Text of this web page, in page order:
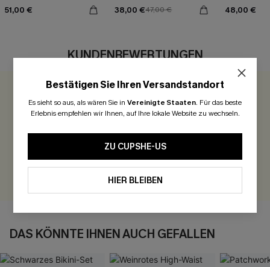
51,00 € 38,00 €47,00 € 48,00 €
KUNDENBEWERTUNGEN
0.0
Seien Sie der Erste, der bewertet
300 Punkte für Ihre Bewertung!
BEWERTEN
DAS KÖNNTE IHNEN AUCH GEFALLEN
Bestätigen Sie Ihren Versandstandort
Es sieht so aus, als wären Sie in Vereinigte Staaten. Für das beste
Erlebnis empfehlen wir Ihnen, auf Ihre lokale Website zu wechseln.
ZU CUPSHE-US
HIER BLEIBEN